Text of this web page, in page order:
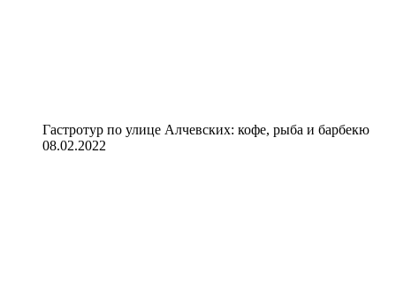
Гастротур по улице Алчевских: кофе, рыба и барбекю
08.02.2022